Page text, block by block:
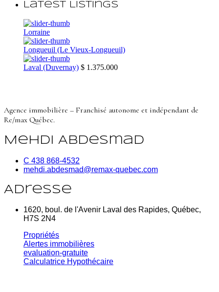
Latest Listings
Lorraine
Longueuil (Le Vieux-Longueuil)
Laval (Duvernay) $ 1.375.000
Agence immobilière – Franchisé autonome et indépendant de
Re/max Québec.
Mehdi Abdesmad
C 438 868-4532
mehdi.abdesmad@remax-quebec.com
Adresse
1620, boul. de l'Avenir Laval des Rapides, Québec,
H7S 2N4
Propriétés
Alertes immobilières
evaluation-gratuite
Calculatrice Hypothécaire